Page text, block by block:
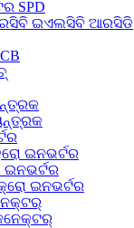
SPD
ଇଏଲସିବି ଆରସିଡି
ଇନଭର୍ଟର
ଇନଭର୍ଟର
ଇନଭର୍ଟର